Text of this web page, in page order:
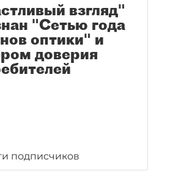
взгляд"
"Сетью года
оптики" и
доверия
подписчиков